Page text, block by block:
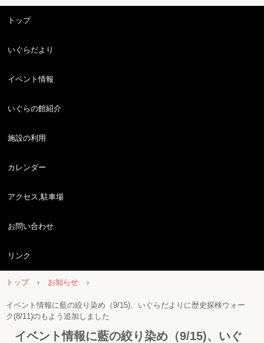
トップ
いぐらだより
イベント情報
いぐらの館紹介
施設の利用
カレンダー
アクセス,駐車場
お問い合わせ
リンク
トップ › お知らせ ›
イベント情報に藍の絞り染め（9/15)、いぐらだよりに歴史探検ウォー
ク(8/11)のもよう追加しました
イベント情報に藍の絞り染め（9/15)、いぐ